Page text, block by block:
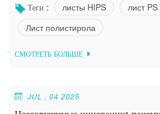
один и тот же материал:
ответили на распространенные
объяснили основные понятия,
Теги : листы HIPS
лист PS
Лист полистирола
СМОТРЕТЬ БОЛЬШЕ
JUL , 04 2025